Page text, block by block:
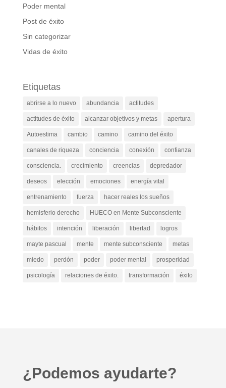
Poder mental
Post de éxito
Sin categorizar
Vidas de éxito
Etiquetas
abrirse a lo nuevo abundancia actitudes
actitudes de éxito alcanzar objetivos y metas apertura
Autoestima cambio camino camino del éxito
canales de riqueza conciencia conexión confianza
consciencia. crecimiento creencias depredador
deseos elección emociones energía vital
entrenamiento fuerza hacer reales los sueños
hemisferio derecho HUECO en Mente Subconsciente
hábitos intención liberación libertad logros
mayte pascual mente mente subconsciente metas
miedo perdón poder poder mental prosperidad
psicología relaciones de éxito. transformación éxito
¿Podemos ayudarte?